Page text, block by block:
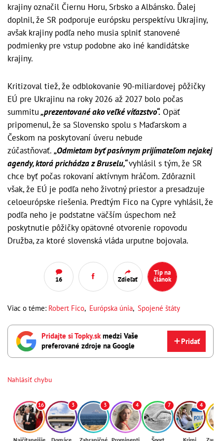
krajiny označil Čiernu Horu, Srbsko a Albánsko. Ďalej
doplnil, že SR podporuje európsku perspektívu Ukrajiny,
avšak krajiny podľa neho musia splniť stanovené
podmienky pre vstup podobne ako iné kandidátske
krajiny.
Kritizoval tiež, že odblokovanie 90-miliardovej pôžičky
EÚ pre Ukrajinu na roky 2026 až 2027 bolo počas
summitu„prezentované ako veľké víťazstvo“. Opäť
pripomenul, že sa Slovensko spolu s Maďarskom a
Českom na poskytovaní úveru nebude
zúčastňovať. „Odmietam byť pasívnym prijímateľom nejakej
agendy, ktorá prichádza z Bruselu,“vyhlásil s tým, že SR
chce byť počas rokovaní aktívnym hráčom. Zdôraznil
však, že EÚ je podľa neho životný priestor a presadzuje
celoeurópske riešenia. Predtým Fico na Cypre vyhlásil, že
podľa neho je podstatne väčším úspechom než
poskytnutie pôžičky opätovné otvorenie ropovodu
Družba, za ktoré slovenská vláda urputne bojovala.
16 Zdieľať
Tip na
článok
Viac o téme: Robert Fico, Európska únia, Spojené štáty
Pridajte si Topky.skmedzi Vaše
preferované zdroje na Google
Pridať
Nahlásiť chybu
16 3 3 4 7 4